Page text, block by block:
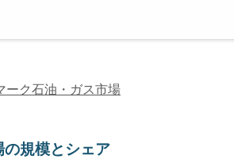
ーク石油・ガス市場
規模とシェア